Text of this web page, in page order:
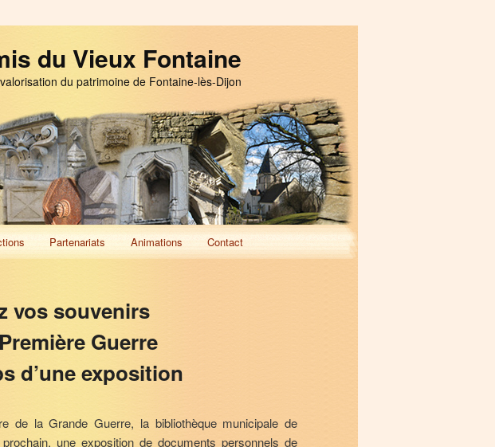
du Vieux Fontaine
du patrimoine de Fontaine-lès-Dijon
Partenariats Animations Contact
vos souvenirs
Guerre
d’une exposition
de la Grande Guerre, la bibliothèque municipale de
une exposition de documents personnels de